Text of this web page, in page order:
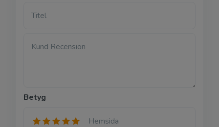
Titel
Kund Recension
Betyg
Hemsida